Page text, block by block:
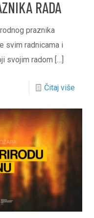
RADA
praznika
svim radnicama i
svojim radom […]
Čitaj više